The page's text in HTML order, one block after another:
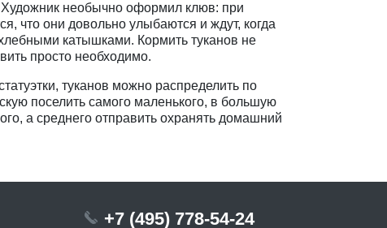
Художник необычно оформил клюв: при
что они довольно улыбаются и ждут, когда
катышками. Кормить туканов не
просто необходимо.
туканов можно распределить по
поселить самого маленького, в большую
а среднего отправить охранять домашний
+7 (495) 778-54-24